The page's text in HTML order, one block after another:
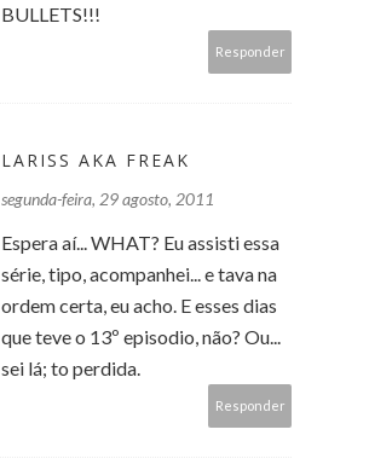
BULLETS!!!
Responder
LARISS AKA FREAK
segunda-feira, 29 agosto, 2011
Espera aí... WHAT? Eu assisti essa
série, tipo, acompanhei... e tava na
ordem certa, eu acho. E esses dias
que teve o 13º episodio, não? Ou...
sei lá; to perdida.
Responder